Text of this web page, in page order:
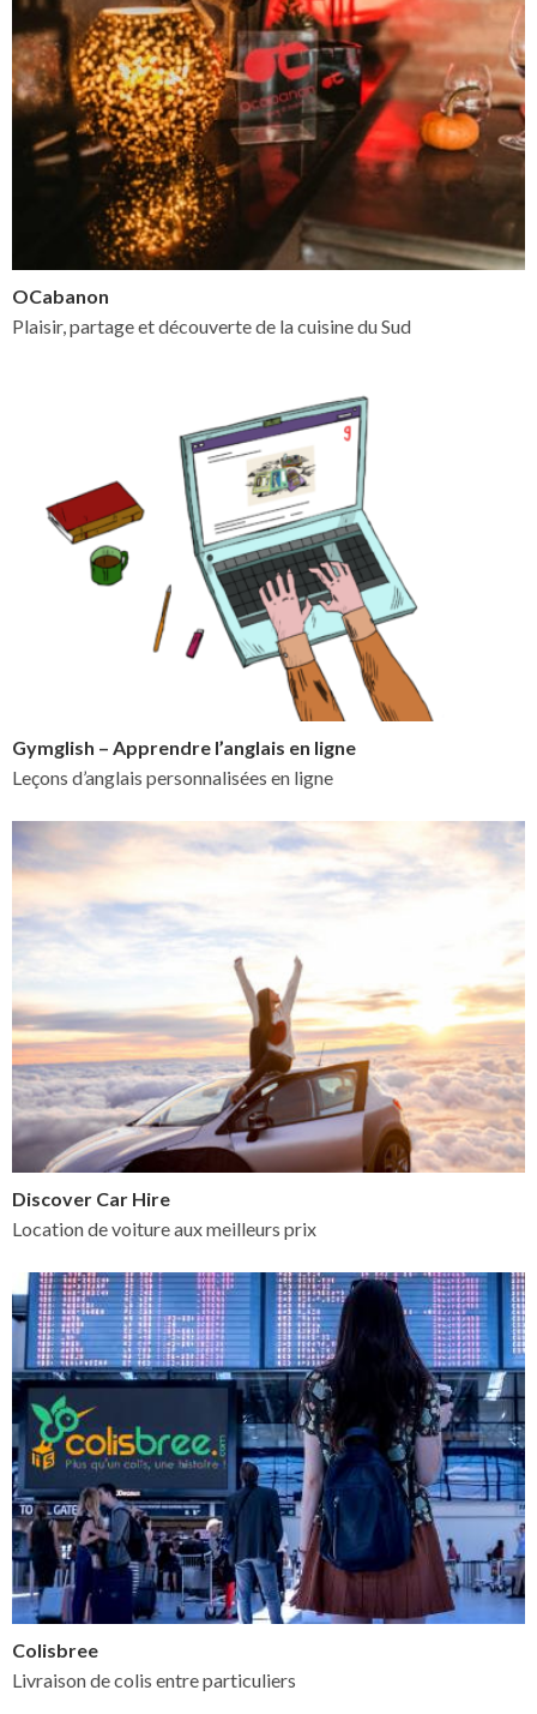
OCabanon
Plaisir, partage et découverte de la cuisine du Sud
Gymglish – Apprendre l’anglais en ligne
Leçons d’anglais personnalisées en ligne
Discover Car Hire
Location de voiture aux meilleurs prix
Colisbree
Livraison de colis entre particuliers